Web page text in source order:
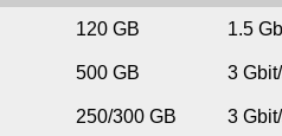
120 GB 1.5
500 GB 3
250/300 GB 3